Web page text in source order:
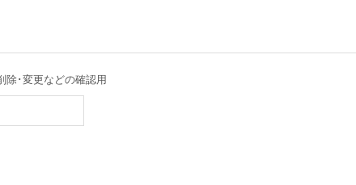
除･変更などの確認用